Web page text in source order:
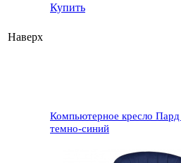
Наверх
Купить
Компьютерное кресло
темно-синий